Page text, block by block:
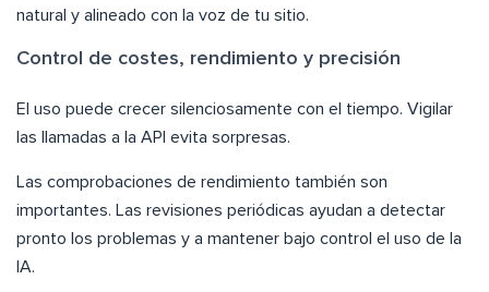
natural y alineado con la voz de tu sitio.
Control de costes, rendimiento y precisión
El uso puede crecer silenciosamente con el tiempo. Vigilar
las llamadas a la API evita sorpresas.
Las comprobaciones de rendimiento también son
importantes. Las revisiones periódicas ayudan a detectar
pronto los problemas y a mantener bajo control el uso de la
IA.